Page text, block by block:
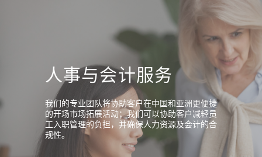
人事与会计服务
我们的专业团队将协助客户在中国和亚洲更便捷
的开场市场拓展活动；我们可以协助客户减轻员
工入职管理的负担，并确保人力资源及会计的合
规性。